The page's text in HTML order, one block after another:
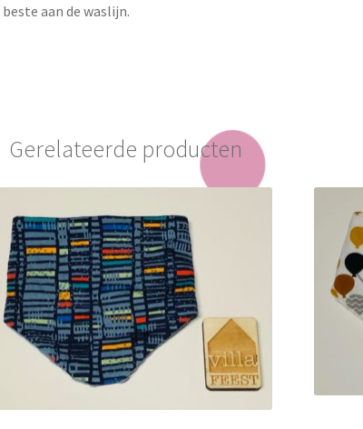
aan de waslijn.
Gerelateerde producten